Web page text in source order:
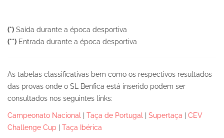
(*) Saída durante a época desportiva
(**) Entrada durante a época desportiva
As tabelas classificativas bem como os respectivos resultados
das provas onde o SL Benfica está inserido podem ser
consultados nos seguintes links:
Campeonato Nacional Taça de Portugal Supertaça
CEV
Challenge Cup
Taça Ibérica